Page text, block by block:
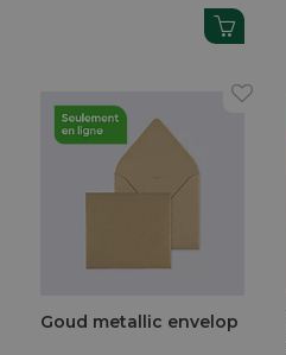
Goud metallic envelop